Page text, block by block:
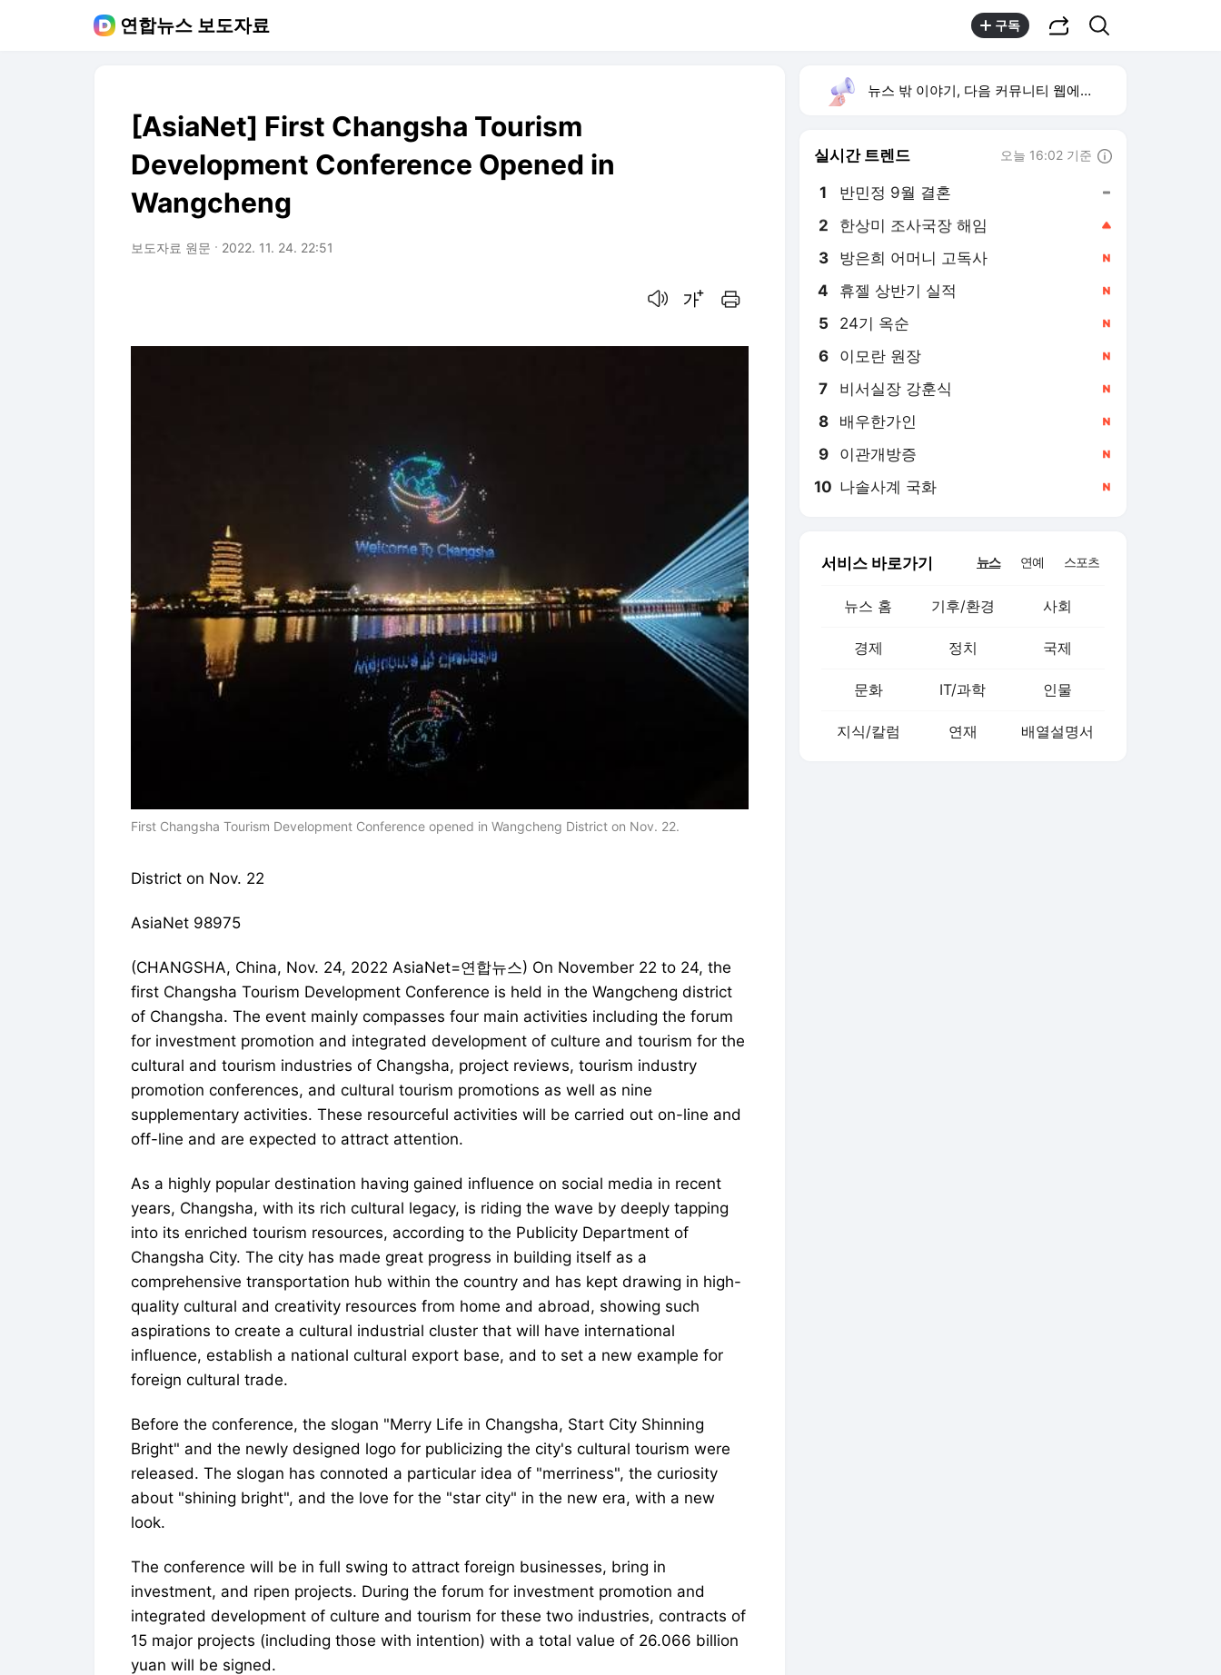
연합뉴스 보도자료 구독
[AsiaNet] First Changsha Tourism
Development Conference Opened in
Wangcheng
보도자료 원문 2022. 11. 24. 22:51
First Changsha Tourism Development Conference opened in Wangcheng District on Nov. 22.
District on Nov. 22
AsiaNet 98975
(CHANGSHA, China, Nov. 24, 2022 AsiaNet=연합뉴스) On November 22 to 24, the
first Changsha Tourism Development Conference is held in the Wangcheng district
of Changsha. The event mainly compasses four main activities including the forum
for investment promotion and integrated development of culture and tourism for the
cultural and tourism industries of Changsha, project reviews, tourism industry
promotion conferences, and cultural tourism promotions as well as nine
supplementary activities. These resourceful activities will be carried out on-line and
off-line and are expected to attract attention.
As a highly popular destination having gained influence on social media in recent
years, Changsha, with its rich cultural legacy, is riding the wave by deeply tapping
into its enriched tourism resources, according to the Publicity Department of
Changsha City. The city has made great progress in building itself as a
comprehensive transportation hub within the country and has kept drawing in high-
quality cultural and creativity resources from home and abroad, showing such
aspirations to create a cultural industrial cluster that will have international
influence, establish a national cultural export base, and to set a new example for
foreign cultural trade.
Before the conference, the slogan "Merry Life in Changsha, Start City Shinning
Bright" and the newly designed logo for publicizing the city's cultural tourism were
released. The slogan has connoted a particular idea of "merriness", the curiosity
about "shining bright", and the love for the "star city" in the new era, with a new
look.
The conference will be in full swing to attract foreign businesses, bring in
investment, and ripen projects. During the forum for investment promotion and
integrated development of culture and tourism for these two industries, contracts of
15 major projects (including those with intention) with a total value of 26.066 billion
yuan will be signed.
뉴스 밖 이야기, 다음 커뮤니티 웹에서 보기
실시간 트렌드 오늘 16:02 기준
1 반민정 9월 결혼
2 한상미 조사국장 해임
3 방은희 어머니 고독사
4 휴젤 상반기 실적
5 24기 옥순
6 이모란 원장
7 비서실장 강훈식
8 배우한가인
9 이관개방증
10 나솔사계 국화
서비스 바로가기 뉴스 연예 스포츠
뉴스 홈 기후/환경 사회
경제 정치 국제
문화 IT/과학 인물
지식/칼럼 연재 배열설명서